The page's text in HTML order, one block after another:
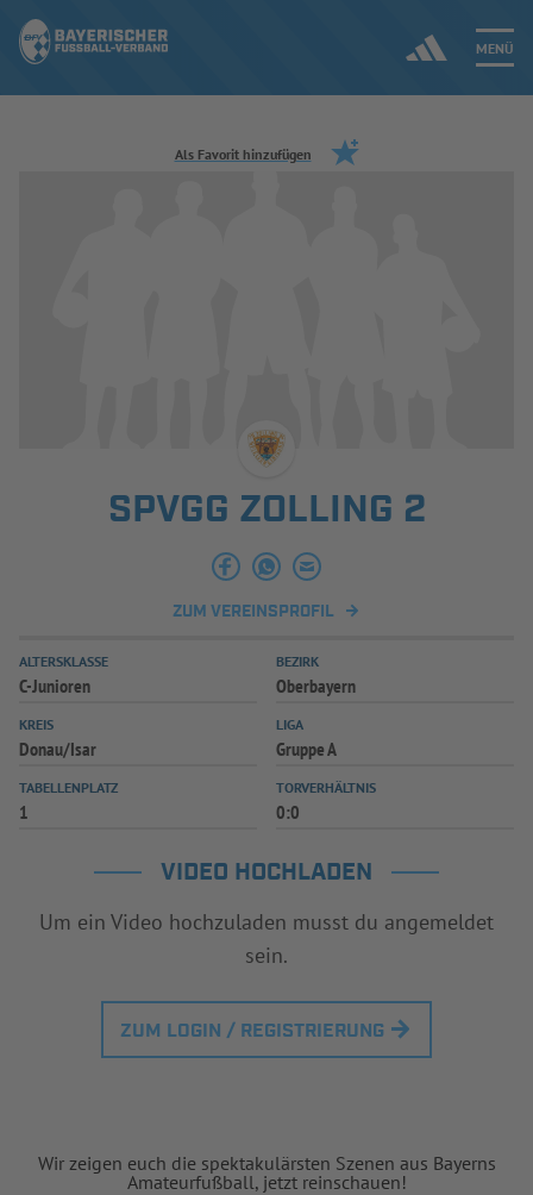
MENÜ
Jetzt einloggen
INFOTHEK SPIELPLUS
Als Favorit hinzufügen
SPVGG ZOLLING 2
ZUM VEREINSPROFIL
ALTERSKLASSE
C-Junioren
BEZIRK
Oberbayern
KREIS
Donau/Isar
LIGA
Gruppe A
TABELLENPLATZ
1
TORVERHÄLTNIS
0:0
VIDEO HOCHLADEN
Um ein Video hochzuladen musst du angemeldet
sein.
ZUM LOGIN / REGISTRIERUNG
Wir zeigen euch die spektakulärsten Szenen aus Bayerns
Amateurfußball, jetzt reinschauen!